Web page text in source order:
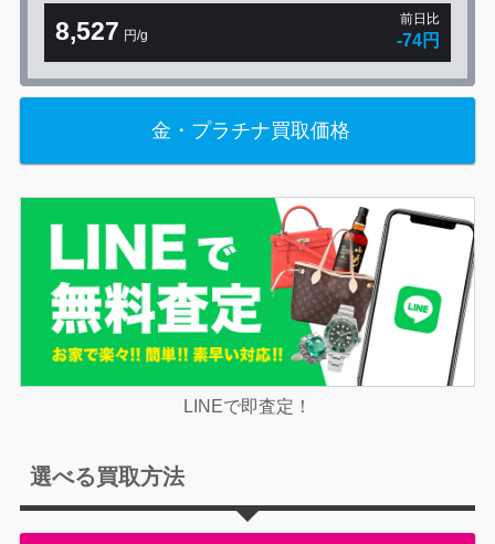
8,527 円/g
前日比
-74円
金・プラチナ買取価格
LINEで即査定！
選べる買取方法